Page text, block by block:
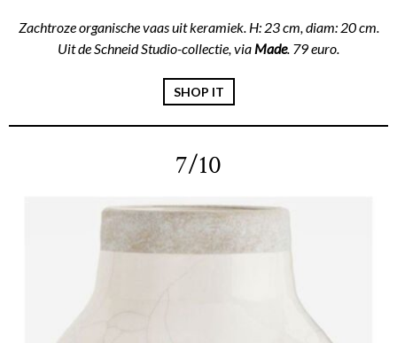
Zachtroze organische vaas uit keramiek. H: 23 cm, diam: 20 cm.
Uit de Schneid Studio-collectie, via Made. 79 euro.
SHOP IT
7/10